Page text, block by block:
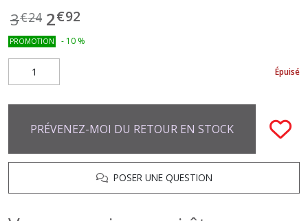
3€24 2€92
PROMOTION - 10 %
Épuisé
PRÉVENEZ-MOI DU RETOUR EN STOCK
POSER UNE QUESTION